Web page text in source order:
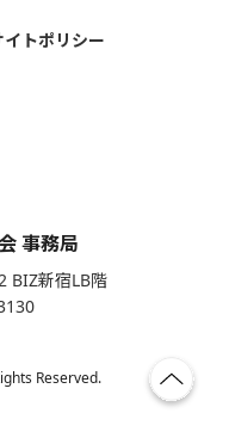
イトポリシー
事務局
BIZ新宿LB階
Reserved.